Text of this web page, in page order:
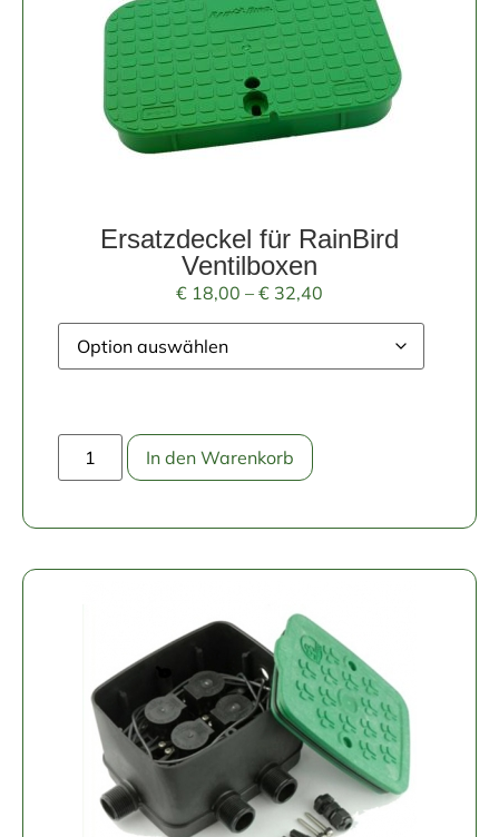
Ersatzdeckel für RainBird
Ventilboxen
€ 18,00 – € 32,40
In den Warenkorb